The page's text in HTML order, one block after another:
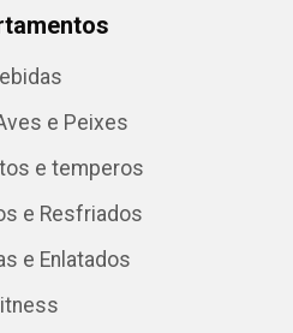
e Peixes
e temperos
e Resfriados
e Enlatados